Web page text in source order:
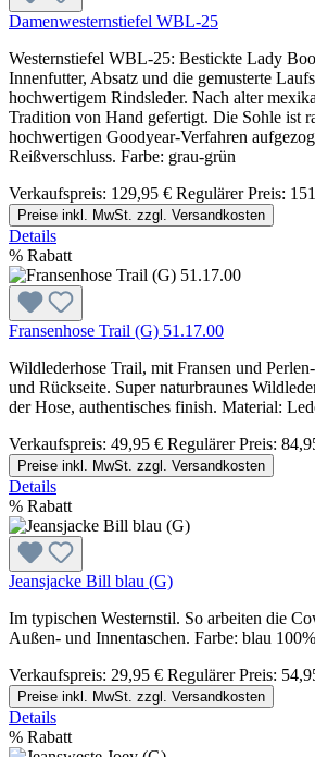
Damenwesternstiefel WBL-25
Westernstiefel WBL-25: Bestickte Lady
Innenfutter, Absatz und die gemusterte
hochwertigem Rindsleder. Nach alter
Tradition von Hand gefertigt. Die Sohle ist
hochwertigen Goodyear-Verfahren
Reißverschluss. Farbe: grau-grün
Verkaufspreis: 129,95 € Regulärer Preis:
Preise inkl. MwSt. zzgl. Versandkosten
Details
% Rabatt
Fransenhose Trail (G) 51.17.00
Wildlederhose Trail, mit Fransen und
und Rückseite. Super naturbraunes
der Hose, authentisches finish. Material:
Verkaufspreis: 49,95 € Regulärer Preis:
Preise inkl. MwSt. zzgl. Versandkosten
Details
% Rabatt
Jeansjacke Bill blau (G)
Im typischen Westernstil. So arbeiten die
Außen- und Innentaschen. Farbe: blau
Verkaufspreis: 29,95 € Regulärer Preis:
Preise inkl. MwSt. zzgl. Versandkosten
Details
% Rabatt